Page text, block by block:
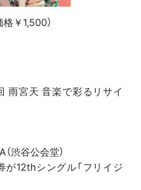
￥1,500）
雨宮天 音楽で彩るリサイ
渋谷公会堂）
12thシングル「フリイジ